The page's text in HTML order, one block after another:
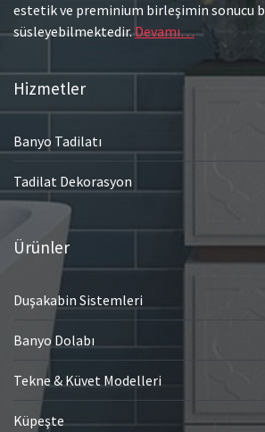
estetik ve preminium birleşimin sonucu
süsleyebilmektedir.Devamı…
Hizmetler
Banyo Tadilatı
Tadilat Dekorasyon
Ürünler
Duşakabin Sistemleri
Banyo Dolabı
Tekne & Küvet Modelleri
Küpeşte